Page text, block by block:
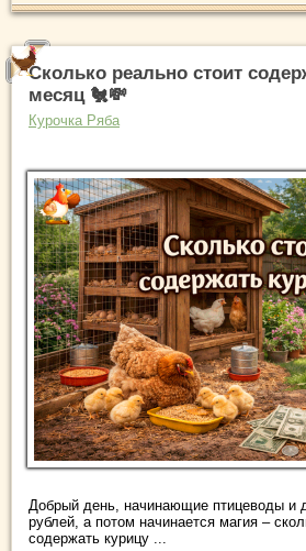
Сколько реально стоит
месяц 🐔💸
Курочка Ряба
Добрый день, начинающие птицеводы и
рублей, а потом начинается магия –
содержать курицу ...